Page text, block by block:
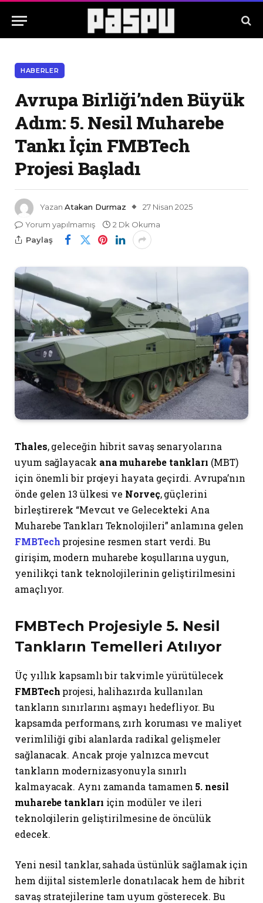
HABERLER
Avrupa Birliği’nden Büyük
Adım: 5. Nesil Muharebe
Tankı İçin FMBTech
Projesi Başladı
Yazan Atakan Durmaz
27 Nisan 2025
Yorum yapılmamış
2 Dk Okuma
Paylaş
Thales, geleceğin hibrit savaş senaryolarına
uyum sağlayacak ana muharebe tankları (MBT)
için önemli bir projeyi hayata geçirdi. Avrupa’nın
önde gelen 13 ülkesi ve Norveç, güçlerini
birleştirerek “Mevcut ve Gelecekteki Ana
Muharebe Tankları Teknolojileri” anlamına gelen
FMBTech projesine resmen start verdi. Bu
girişim, modern muharebe koşullarına uygun,
yenilikçi tank teknolojilerinin geliştirilmesini
amaçlıyor.
FMBTech Projesiyle 5. Nesil
Tankların Temelleri Atılıyor
Üç yıllık kapsamlı bir takvimle yürütülecek
FMBTech projesi, halihazırda kullanılan
tankların sınırlarını aşmayı hedefliyor. Bu
kapsamda performans, zırh koruması ve maliyet
verimliliği gibi alanlarda radikal gelişmeler
sağlanacak. Ancak proje yalnızca mevcut
tankların modernizasyonuyla sınırlı
kalmayacak. Aynı zamanda tamamen 5. nesil
muharebe tankları için modüler ve ileri
teknolojilerin geliştirilmesine de öncülük
edecek.
Yeni nesil tanklar, sahada üstünlük sağlamak için
hem dijital sistemlerle donatılacak hem de hibrit
savaş stratejilerine tam uyum gösterecek. Bu